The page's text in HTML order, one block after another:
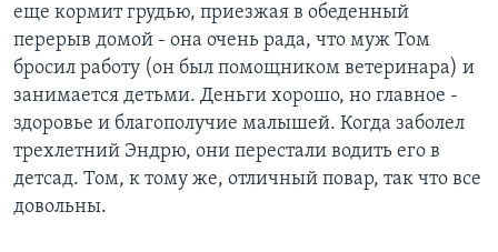
еще кормит грудью, приезжая в обеденный
перерыв домой - она очень рада, что муж Том
бросил работу (он был помощником ветеринара) и
занимается детьми. Деньги хорошо, но главное -
здоровье и благополучие малышей. Когда заболел
трехлетний Эндрю, они перестали водить его в
детсад. Том, к тому же, отличный повар, так что все
довольны.